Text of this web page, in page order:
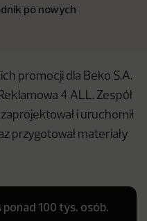
po nowych
promocji dla Beko S.A.
4 ALL. Zespół
i uruchomił
przygotował materiały
100 tys. osób.